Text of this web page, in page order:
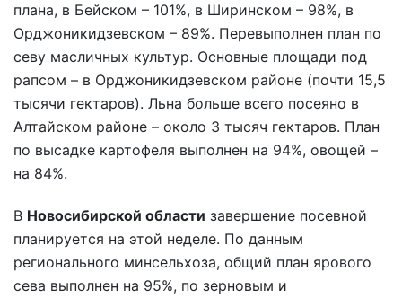
плана, в Бейском – 101%, в Ширинском – 98%, в
Орджоникидзевском – 89%. Перевыполнен план по
севу масличных культур. Основные площади под
рапсом – в Орджоникидзевском районе (почти 15,5
тысячи гектаров). Льна больше всего посеяно в
Алтайском районе – около 3 тысяч гектаров. План
по высадке картофеля выполнен на 94%, овощей –
на 84%.
В Новосибирской области завершение посевной
планируется на этой неделе. По данным
регионального минсельхоза, общий план ярового
сева выполнен на 95%, по зерновым и